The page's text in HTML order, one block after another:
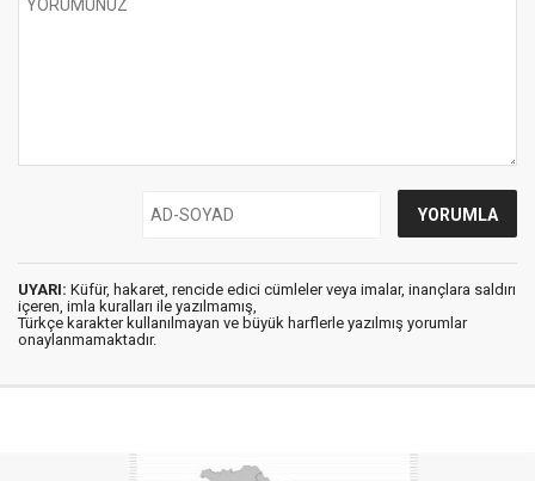
UYARI: Küfür, hakaret, rencide edici cümleler veya imalar, inançlara saldırı
içeren, imla kuralları ile yazılmamış,
Türkçe karakter kullanılmayan ve büyük harflerle yazılmış yorumlar
onaylanmamaktadır.